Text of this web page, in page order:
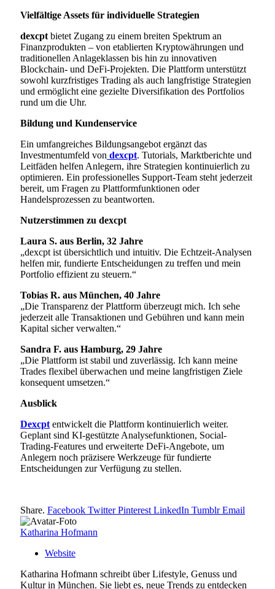
Vielfältige Assets für individuelle Strategien
dexcpt bietet Zugang zu einem breiten Spektrum an
Finanzprodukten – von etablierten Kryptowährungen und
traditionellen Anlageklassen bis hin zu innovativen
Blockchain- und DeFi-Projekten. Die Plattform unterstützt
sowohl kurzfristiges Trading als auch langfristige Strategien
und ermöglicht eine gezielte Diversifikation des Portfolios
rund um die Uhr.
Bildung und Kundenservice
Ein umfangreiches Bildungsangebot ergänzt das
Investmentumfeld von dexcpt. Tutorials, Marktberichte und
Leitfäden helfen Anlegern, ihre Strategien kontinuierlich zu
optimieren. Ein professionelles Support-Team steht jederzeit
bereit, um Fragen zu Plattformfunktionen oder
Handelsprozessen zu beantworten.
Nutzerstimmen zu dexcpt
Laura S. aus Berlin, 32 Jahre
„dexcpt ist übersichtlich und intuitiv. Die Echtzeit-Analysen
helfen mir, fundierte Entscheidungen zu treffen und mein
Portfolio effizient zu steuern.“
Tobias R. aus München, 40 Jahre
„Die Transparenz der Plattform überzeugt mich. Ich sehe
jederzeit alle Transaktionen und Gebühren und kann mein
Kapital sicher verwalten.“
Sandra F. aus Hamburg, 29 Jahre
„Die Plattform ist stabil und zuverlässig. Ich kann meine
Trades flexibel überwachen und meine langfristigen Ziele
konsequent umsetzen.“
Ausblick
Dexcpt entwickelt die Plattform kontinuierlich weiter.
Geplant sind KI-gestützte Analysefunktionen, Social-
Trading-Features und erweiterte DeFi-Angebote, um
Anlegern noch präzisere Werkzeuge für fundierte
Entscheidungen zur Verfügung zu stellen.
Share. Facebook Twitter Pinterest LinkedIn Tumblr Email
Katharina Hofmann
Website
Katharina Hofmann schreibt über Lifestyle, Genuss und
Kultur in München. Sie liebt es, neue Trends zu entdecken